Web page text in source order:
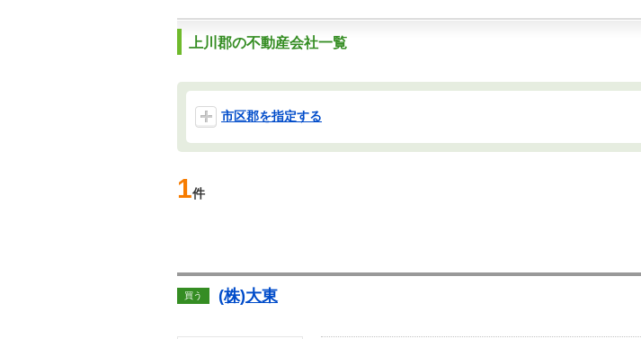
上川郡の不動産会社一覧
市区郡を指定する
1件
買う (株)大東